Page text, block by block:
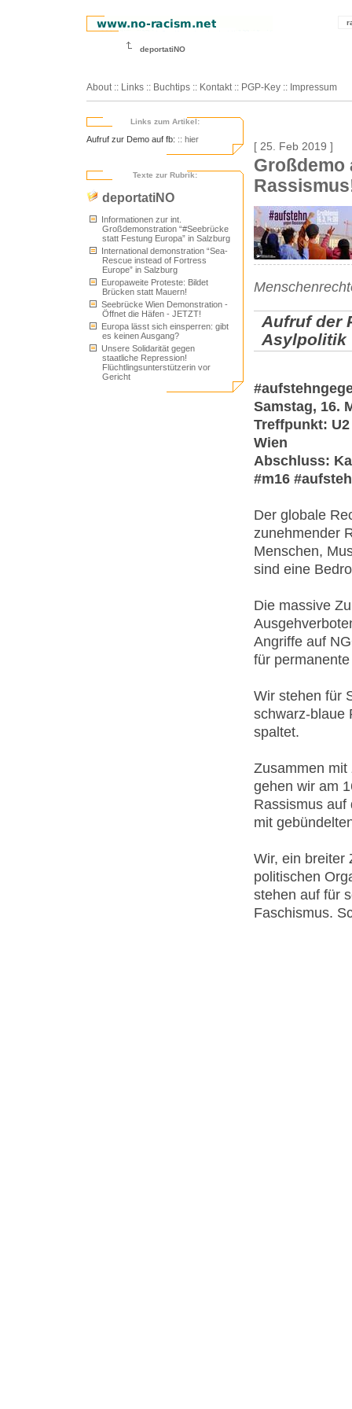
deportatiNO
About :: Links :: Buchtips :: Kontakt :: PGP-Key :: Impressum
Links zum Artikel:
Aufruf zur Demo auf fb: :: hier
Texte zur Rubrik:
deportatiNO
Informationen zur int.
Großdemonstration “#Seebrücke
statt Festung Europa” in Salzburg
International demonstration “Sea-
Rescue instead of Fortress
Europe” in Salzburg
Europaweite Proteste: Bildet
Brücken statt Mauern!
Seebrücke Wien Demonstration -
Öffnet die Häfen - JETZT!
Europa lässt sich einsperren: gibt
es keinen Ausgang?
Unsere Solidarität gegen
staatliche Repression!
Flüchtlingsunterstützerin vor
Gericht
[ 25. Feb 2019 ]
Großdemo
Aufruf der
Asylpolitik
Samstag, 16.
Treffpunkt:
Wien
Abschluss:
#m16
Der globale
zunehmender
Menschen,
sind eine
Die massive
Angriffe auf
für
Wir stehen für
schwarz-blaue
spaltet.
Zusammen mit
gehen wir am
Rassismus auf
mit
Wir, ein breiter
politischen
stehen auf für
Faschismus.